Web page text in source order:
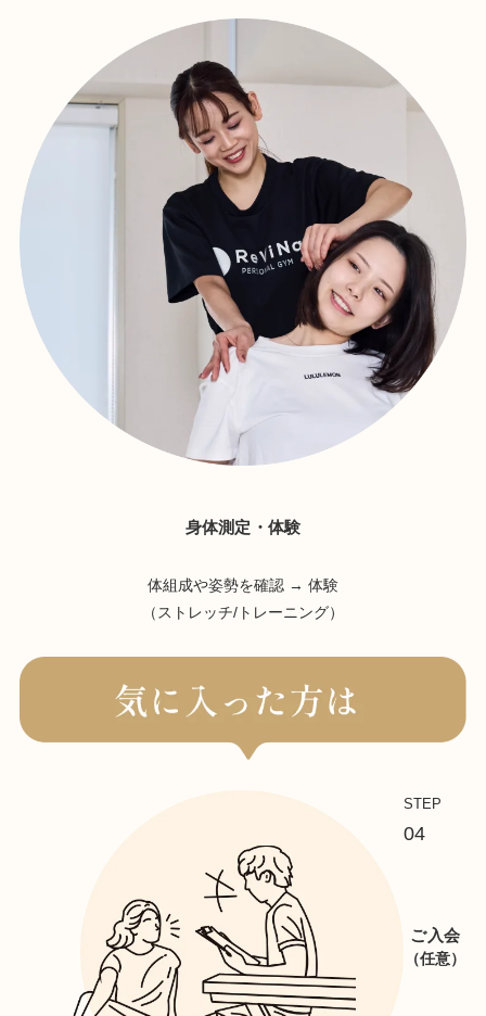
身体測定・体験
体組成や姿勢を確認 → 体験
（ストレッチ/トレーニング）
STEP
04
ご入会
（任意）